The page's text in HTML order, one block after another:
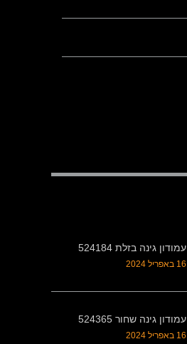
עמודון גינה בזלת 524184
16 באפריל 2024
עמודון גינה שחור 524365
16 באפריל 2024